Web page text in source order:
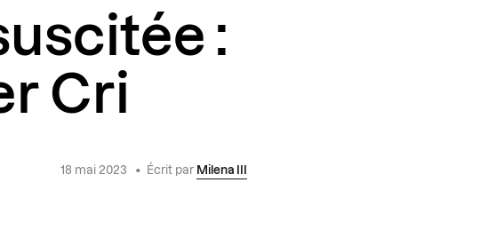
:
Cri
18 mai 2023 • Écrit par Milena III